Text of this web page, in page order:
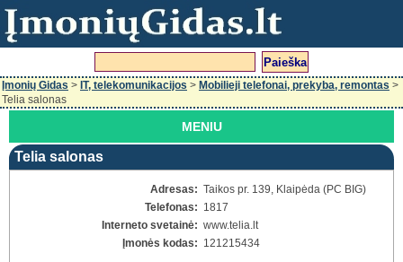
Įmonių Gidas > IT, telekomunikacijos > Mobilieji telefonai, prekyba, remontas >
Telia salonas
MENIU
Telia salonas
Adresas: Taikos pr. 139, Klaipėda (PC BIG)
Telefonas: 1817
Interneto svetainė: www.telia.lt
Įmonės kodas: 121215434